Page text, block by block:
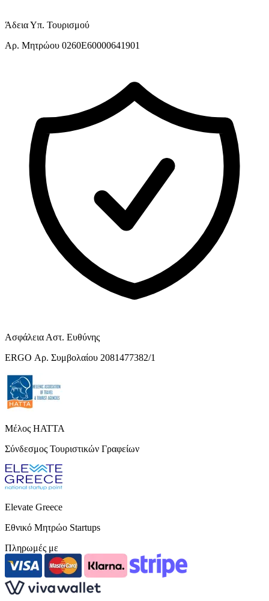
Άδεια Υπ. Τουρισμού
Αρ. Μητρώου 0260E60000641901
Ασφάλεια Αστ. Ευθύνης
ERGO Αρ. Συμβολαίου 2081477382/1
Μέλος HATTA
Σύνδεσμος Τουριστικών Γραφείων
Elevate Greece
Εθνικό Μητρώο Startups
Πληρωμές με